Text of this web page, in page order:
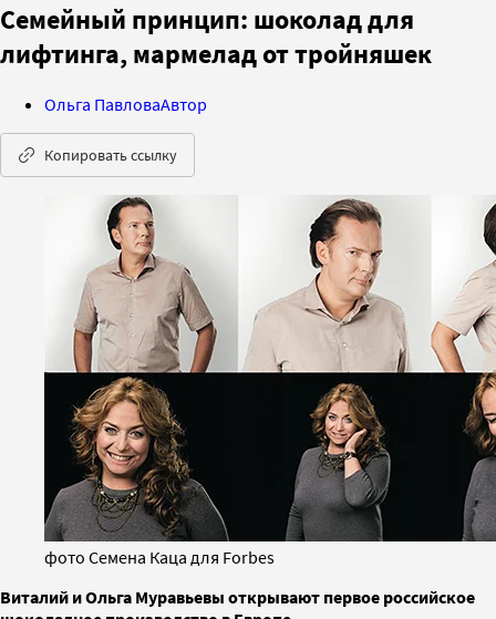
Семейный принцип: шоколад для
лифтинга, мармелад от тройняшек
Ольга ПавловаАвтор
Копировать ссылку
фото Семена Каца для Forbes
Виталий и Ольга Муравьевы открывают первое российское